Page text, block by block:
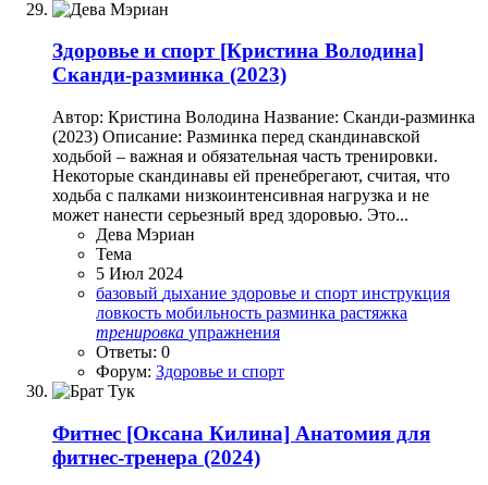
Здоровье и спорт [Кристина Володина]
Сканди-разминка (2023)
Автор: Кристина Володина Название: Сканди-разминка
(2023) Описание: Разминка перед скандинавской
ходьбой – важная и обязательная часть тренировки.
Некоторые скандинавы ей пренебрегают, считая, что
ходьба с палками низкоинтенсивная нагрузка и не
может нанести серьезный вред здоровью. Это...
Дева Мэриан
Тема
5 Июл 2024
базовый дыхание здоровье и спорт инструкция
ловкость мобильность разминка растяжка
тренировка упражнения
Ответы: 0
Форум: Здоровье и спорт
Фитнес [Оксана Килина] Анатомия для
фитнес-тренера (2024)